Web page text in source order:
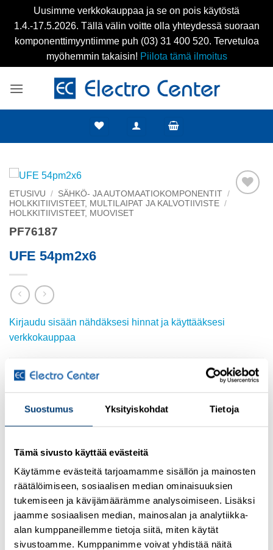
Suostumus Yksityiskohdat Tietoja
Tämä sivusto käyttää evästeitä
Käytämme evästeitä tarjoamamme sisällön ja mainosten
räätälöimiseen, sosiaalisen median ominaisuuksien
tukemiseen ja kävijämäärämme analysoimiseen. Lisäksi
jaamme sosiaalisen median, mainosalan ja analytiikka-
alan kumppaneillemme tietoja siitä, miten käytät
sivustoamme. Kumppanimme voivat yhdistää näitä
Uusimme verkkokauppaa ja se on pois käytöstä
1.4.-17.5.2026. Tällä välin voitte olla yhteydessä suoraan
komponenttimyyntiimme puh (03) 31 400 520. Tervetuloa
myöhemmin takaisin! Piilota tämä ilmoitus
ETUSIVU / SÄHKÖ- JA AUTOMAATIOKOMPONENTIT /
HOLKKITIIVISTEET, MULTILAIPAT JA KALVOTIIVISTE /
HOLKKITIIVISTEET, MUOVISET
PF76187
UFE 54pm2x6
Kirjaudu sisään nähdäksesi hinnat ja käyttääksesi
verkkokauppaa
wishlist
wishlist